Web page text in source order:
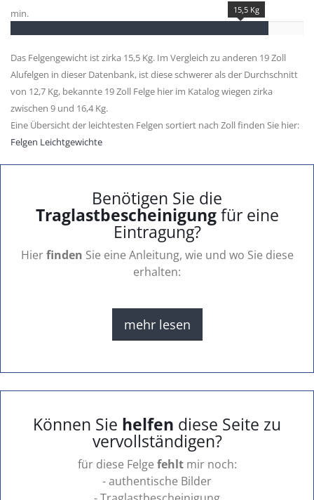
min. 15,5 Kg
Das Felgengewicht ist zirka 15,5 Kg. Im Vergleich zu anderen 19 Zoll
Alufelgen in dieser Datenbank, ist diese schwerer als der Durchschnitt
von 12,7 Kg, bekannte 19 Zoll Felge hier im Katalog wiegen zirka
zwischen 9 und 16,4 Kg.
Eine Übersicht der leichtesten Felgen sortiert nach Zoll finden Sie hier:
Felgen Leichtgewichte
Benötigen Sie die
Traglastbescheinigungfür eine
Eintragung?
Hierfinden Sie eine Anleitung, wie und wo Sie diese
erhalten:
mehr lesen
Können Sie helfen diese Seite zu
vervollständigen?
für diese Felge fehltmir noch:
- authentische Bilder